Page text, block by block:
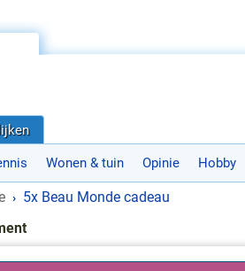
Wonen & tuin Opinie Hobby
› 5x Beau Monde cadeau